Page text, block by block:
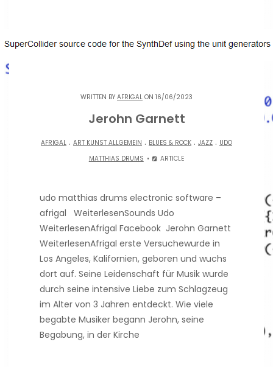
WRITTEN BY AFRIGAL ON 16/06/2023
Jerohn Garnett
AFRIGAL . ART KUNST ALLGEMEIN . BLUES & ROCK . JAZZ . UDO
MATTHIAS DRUMS
ARTICLE
udo matthias drums electronic software –
afrigal WeiterlesenSounds Udo
WeiterlesenAfrigal Facebook Jerohn Garnett
WeiterlesenAfrigal erste Versuchewurde in
Los Angeles, Kalifornien, geboren und wuchs
dort auf. Seine Leidenschaft für Musik wurde
durch seine intensive Liebe zum Schlagzeug
im Alter von 3 Jahren entdeckt. Wie viele
begabte Musiker begann Jerohn, seine
Begabung, in der Kirche